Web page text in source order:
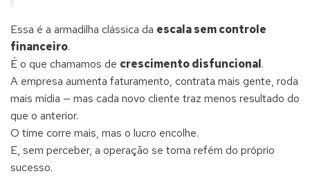
Essa é a armadilha clássica da escala sem controle
financeiro.
É o que chamamos de crescimento disfuncional.
A empresa aumenta faturamento, contrata mais gente, roda
mais mídia — mas cada novo cliente traz menos resultado do
que o anterior.
O time corre mais, mas o lucro encolhe.
E, sem perceber, a operação se torna refém do próprio
sucesso.